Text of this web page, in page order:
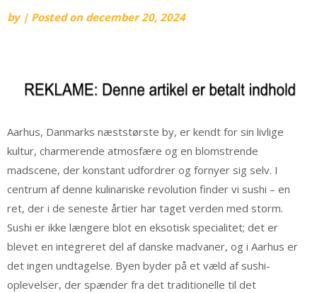
by | Posted on december 20, 2024
Aarhus, Danmarks næststørste by, er kendt for sin livlige
kultur, charmerende atmosfære og en blomstrende
madscene, der konstant udfordrer og fornyer sig selv. I
centrum af denne kulinariske revolution finder vi sushi – en
ret, der i de seneste årtier har taget verden med storm.
Sushi er ikke længere blot en eksotisk specialitet; det er
blevet en integreret del af danske madvaner, og i Aarhus er
det ingen undtagelse. Byen byder på et væld af sushi-
oplevelser, der spænder fra det traditionelle til det